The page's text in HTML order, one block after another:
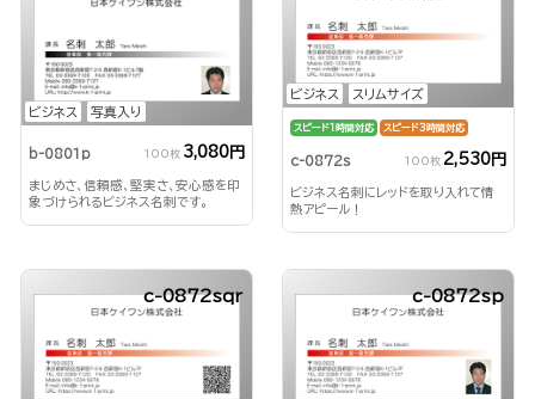
ビジネス 写真入り
b-0801p 100枚 3,080円
まじめさ、信頼感、堅実さ、安心感を印
象づけられるビジネス名刺です。
ビジネス スリムサイズ
スピード1時間対応 スピード3時間対応
c-0872s 100枚 2,530円
ビジネス名刺にレッドを取り入れて情
熱アピール！
c-0872sqr c-0872sp